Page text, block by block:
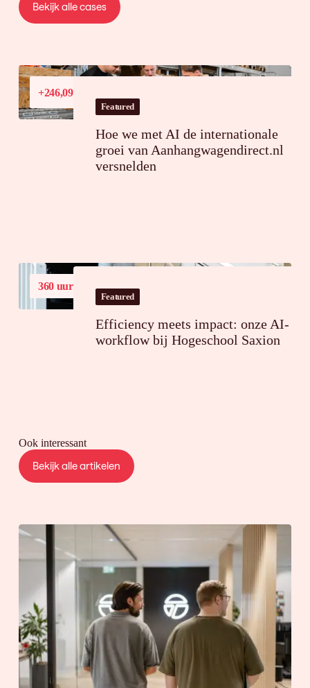
Bekijk alle cases
+246,09%
in Frankrijk
Featured
Hoe we met AI de internationale
groei van Aanhangwagendirect.nl
versnelden
360 uurtijdsbesparing op jaarbasis
Featured
Efficiency meets impact: onze AI-
workflow bij Hogeschool Saxion
Ook interessant
Bekijk alle artikelen